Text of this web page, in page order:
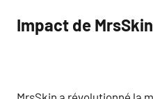
Impact de